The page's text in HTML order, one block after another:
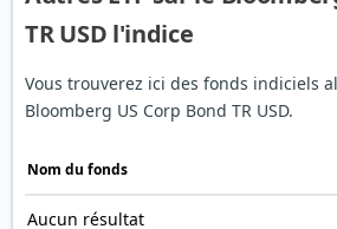
TR USD l'indice
Vous trouverez ici des fonds indiciels
Bloomberg US Corp Bond TR USD.
Nom du fonds
Aucun résultat